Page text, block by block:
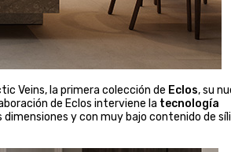
Veins, la primera colección de Eclos, su
de Eclos interviene la tecnología
y con muy bajo contenido de